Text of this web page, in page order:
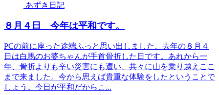
あずき日記
８月４日 今年は平和です。
PCの前に座った途端ふっと思い出しました。去年の８月４
日は白馬のお婆ちゃんが手首骨折した日です。あれから一
年、骨折よりも辛い災害にも遭い、共々に山を乗り越えここ
まで来ました。今から思えば貴重な体験をしたということで
しょう。今日が平和だからこ...